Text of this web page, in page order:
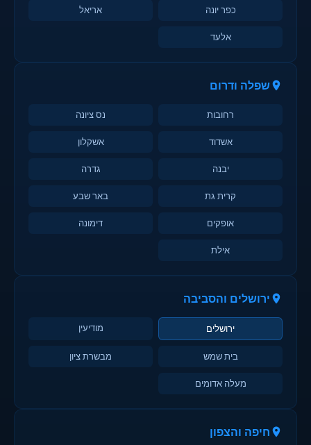
כפר יונה אריאל
אלעד
שפלה ודרום
רחובות נס ציונה
אשדוד אשקלון
יבנה גדרה
קרית גת באר שבע
אופקים דימונה
אילת
ירושלים והסביבה
ירושלים מודיעין
בית שמש מבשרת ציון
מעלה אדומים
חיפה והצפון